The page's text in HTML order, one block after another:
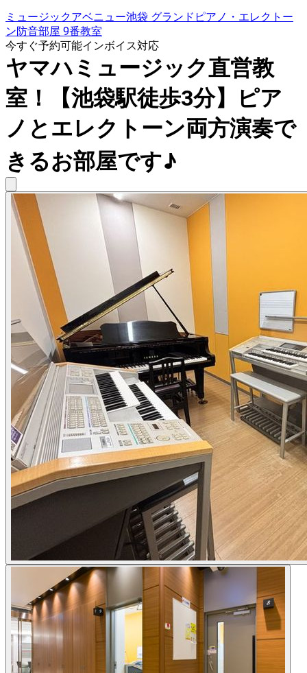
ミュージックアベニュー池袋 グランドピアノ・エレクトー
ン防音部屋 9番教室
今すぐ予約可能インボイス対応
ヤマハミュージック直営教
室！【池袋駅徒歩3分】ピア
ノとエレクトーン両方演奏で
きるお部屋です♪